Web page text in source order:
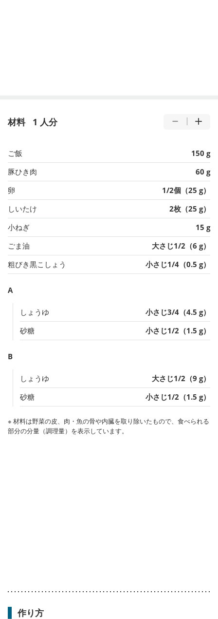
材料 1 人分
ご飯
150 g
豚ひき肉
60 g
卵
1/2個（25 g）
しいたけ
2枚（25 g）
小ねぎ
15 g
ごま油
大さじ1/2（6 g）
粗びき黒こしょう
小さじ1/4（0.5 g）
A
しょうゆ
小さじ3/4（4.5 g）
砂糖
小さじ1/2（1.5 g）
B
しょうゆ
大さじ1/2（9 g）
砂糖
小さじ1/2（1.5 g）
※ 材料は野菜の皮、肉・魚の骨や内臓を取り除いたもので、食べられる
部分の分量（調理量）を表示しています。
作り方